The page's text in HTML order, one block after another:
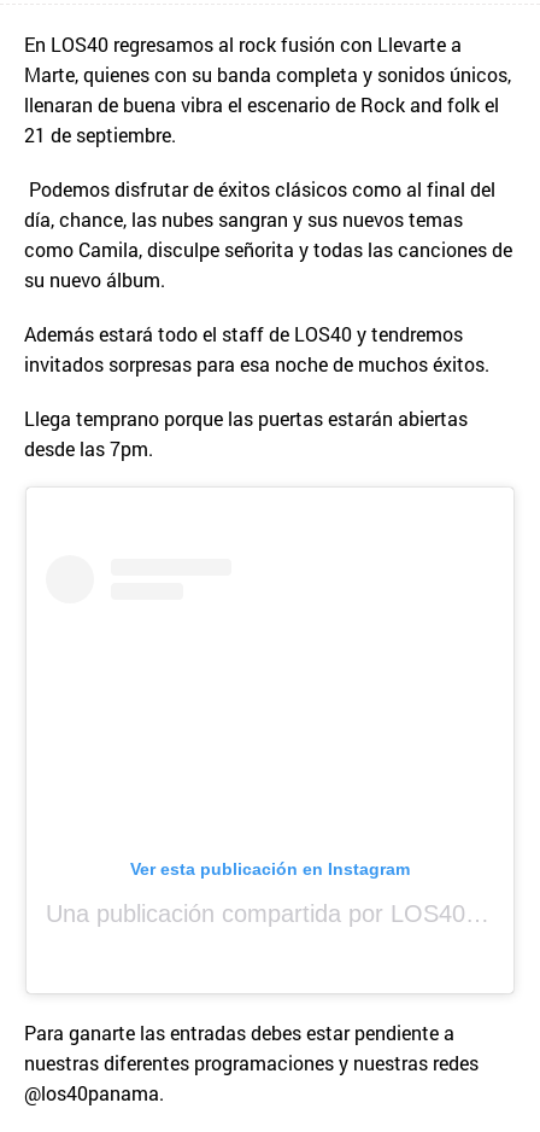
En LOS40 regresamos al rock fusión con Llevarte a
Marte, quienes con su banda completa y sonidos únicos,
llenaran de buena vibra el escenario de Rock and folk el
21 de septiembre.
Podemos disfrutar de éxitos clásicos como al final del
día, chance, las nubes sangran y sus nuevos temas
como Camila, disculpe señorita y todas las canciones de
su nuevo álbum.
Además estará todo el staff de LOS40 y tendremos
invitados sorpresas para esa noche de muchos éxitos.
Llega temprano porque las puertas estarán abiertas
desde las 7pm.
Ver esta publicación en Instagram
Una publicación compartida por LOS40 Panamá (@los40panama)
Para ganarte las entradas debes estar pendiente a
nuestras diferentes programaciones y nuestras redes
@los40panama.